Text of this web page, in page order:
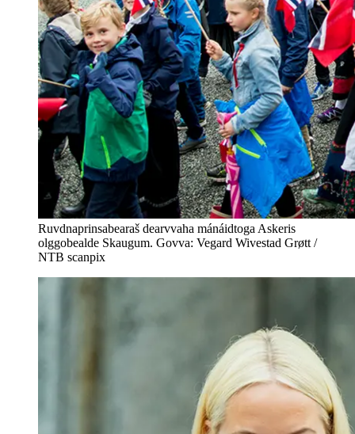
Ruvdnaprinsabearaš dearvvaha mánáidtoga Askeris
olggobealde Skaugum. Govva: Vegard Wivestad Grøtt /
NTB scanpix